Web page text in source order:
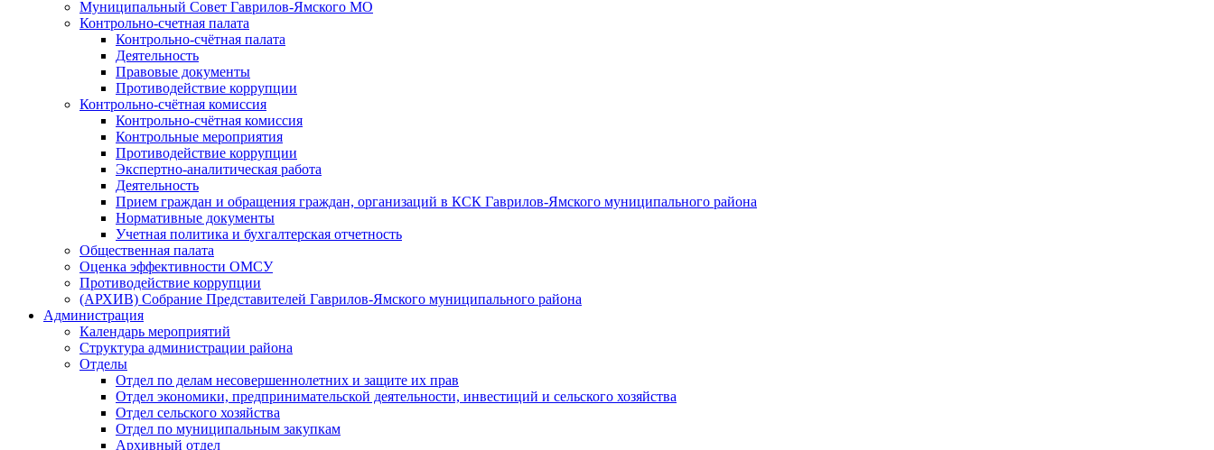
Муниципальный Совет Гаврилов-Ямского МО
Контрольно-счетная палата
Контрольно-счётная палата
Деятельность
Правовые документы
Противодействие коррупции
Контрольно-счётная комиссия
Контрольно-счётная комиссия
Контрольные мероприятия
Противодействие коррупции
Экспертно-аналитическая работа
Деятельность
Прием граждан и обращения граждан, организаций в КСК Гаврилов-Ямского муниципального района
Нормативные документы
Учетная политика и бухгалтерская отчетность
Общественная палата
Оценка эффективности ОМСУ
Противодействие коррупции
(АРХИВ) Собрание Представителей Гаврилов-Ямского муниципального района
Администрация
Календарь мероприятий
Структура администрации района
Отделы
Отдел по делам несовершеннолетних и защите их прав
Отдел экономики, предпринимательской деятельности, инвестиций и сельского хозяйства
Отдел сельского хозяйства
Отдел по муниципальным закупкам
Архивный отдел